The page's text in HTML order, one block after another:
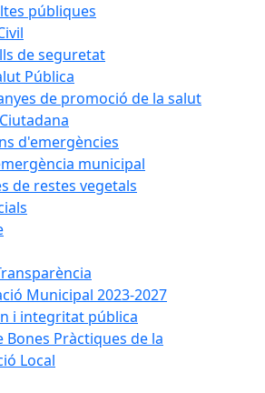
públiques
de seguretat
Pública
de promoció de la salut
d'emergències
municipal
de restes vegetals
Municipal 2023-2027
i integritat pública
Bones Pràctiques de la
Local